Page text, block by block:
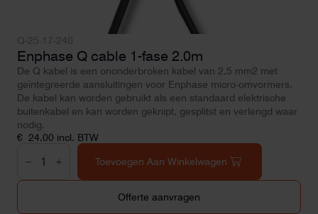
Enphase Q cable 1-fase 2.0m
De Q kabel is een ononderbroken kabel van 2,5 mm2 met
geïntegreerde aansluitingen voor Enphase micro-omvormers.
De kabel kan worden gebruikt als een standaard elektrische
buitenkabel en kan worden geknipt, gesplitst en verlengd waar
nodig.
€ 24,00 incl. BTW
1-
Toevoegen Aan Winkelwagen
Offerte aanvragen